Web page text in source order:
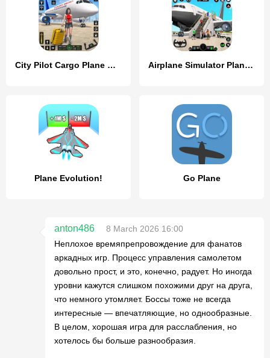
City Pilot Cargo Plane Games Airplane Simulator Plane Games
Plane Evolution! Go Plane
anton486
8 March 2026 16:00
Неплохое времяпрепровождение для фанатов
аркадных игр. Процесс управления самолетом
довольно прост, и это, конечно, радует. Но иногда
уровни кажутся слишком похожими друг на друга,
что немного утомляет. Боссы тоже не всегда
интересные — впечатляющие, но однообразные.
В целом, хорошая игра для расслабления, но
хотелось бы больше разнообразия.